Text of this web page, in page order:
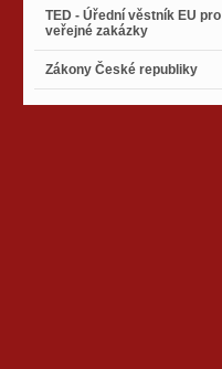
TED - Úřední věstník EU pro
veřejné zakázky
Zákony České republiky